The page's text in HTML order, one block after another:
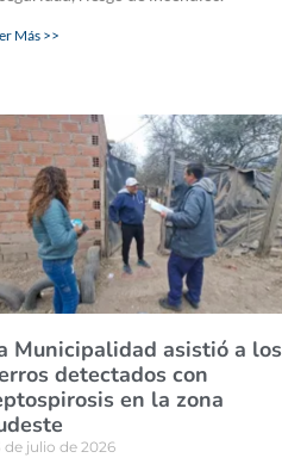
Más >>
Municipalidad asistió a los
detectados con
en la zona
de julio de 2026